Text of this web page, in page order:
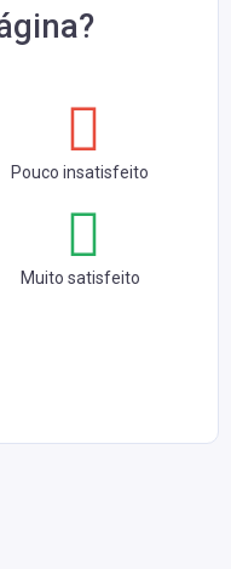
Pouco insatisfeito
Muito satisfeito